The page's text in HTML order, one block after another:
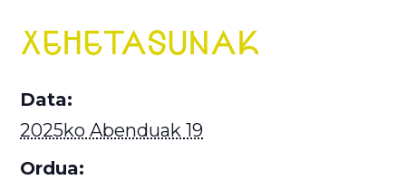
XEHETASUNAK
Data:
2025ko Abenduak 19
Ordua: